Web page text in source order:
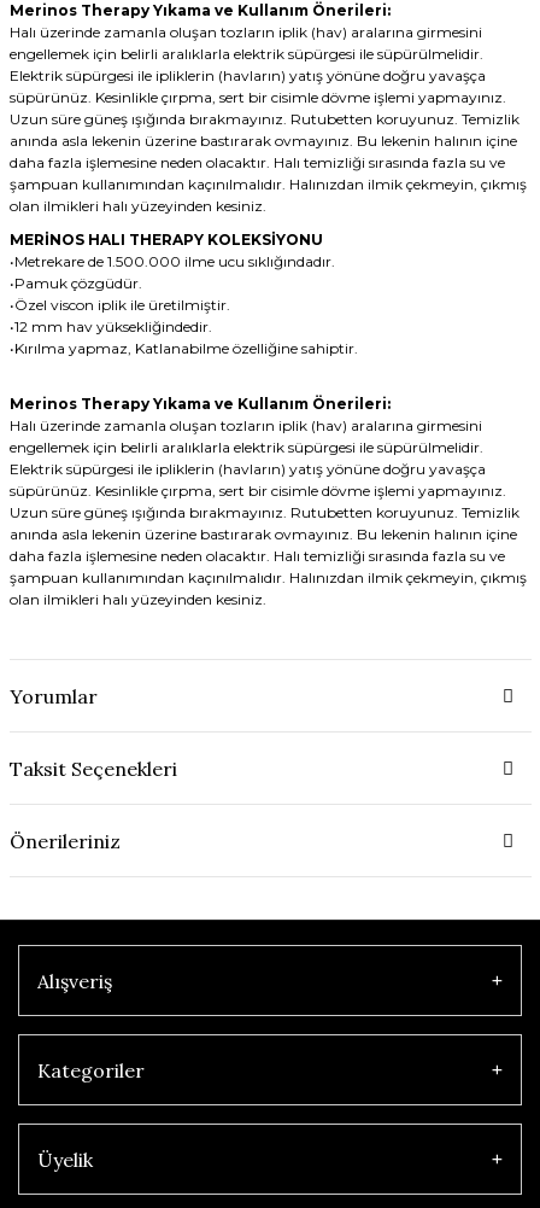
Merinos Therapy Yıkama ve Kullanım Önerileri:
Halı üzerinde zamanla oluşan tozların iplik (hav) aralarına girmesini
engellemek için belirli aralıklarla elektrik süpürgesi ile süpürülmelidir.
Elektrik süpürgesi ile ipliklerin (havların) yatış yönüne doğru yavaşça
süpürünüz. Kesinlikle çırpma, sert bir cisimle dövme işlemi yapmayınız.
Uzun süre güneş ışığında bırakmayınız. Rutubetten koruyunuz. Temizlik
anında asla lekenin üzerine bastırarak ovmayınız. Bu lekenin halının içine
daha fazla işlemesine neden olacaktır. Halı temizliği sırasında fazla su ve
şampuan kullanımından kaçınılmalıdır. Halınızdan ilmik çekmeyin, çıkmış
olan ilmikleri halı yüzeyinden kesiniz.
MERİNOS HALI THERAPY KOLEKSİYONU
•Metrekare de 1.500.000 ilme ucu sıklığındadır.
•Pamuk çözgüdür.
•Özel viscon iplik ile üretilmiştir.
•12 mm hav yüksekliğindedir.
•Kırılma yapmaz, Katlanabilme özelliğine sahiptir.
Merinos Therapy Yıkama ve Kullanım Önerileri:
Halı üzerinde zamanla oluşan tozların iplik (hav) aralarına girmesini
engellemek için belirli aralıklarla elektrik süpürgesi ile süpürülmelidir.
Elektrik süpürgesi ile ipliklerin (havların) yatış yönüne doğru yavaşça
süpürünüz. Kesinlikle çırpma, sert bir cisimle dövme işlemi yapmayınız.
Uzun süre güneş ışığında bırakmayınız. Rutubetten koruyunuz. Temizlik
anında asla lekenin üzerine bastırarak ovmayınız. Bu lekenin halının içine
daha fazla işlemesine neden olacaktır. Halı temizliği sırasında fazla su ve
şampuan kullanımından kaçınılmalıdır. Halınızdan ilmik çekmeyin, çıkmış
olan ilmikleri halı yüzeyinden kesiniz.
Yorumlar
Taksit Seçenekleri
Önerileriniz
Alışveriş
Kategoriler
Üyelik